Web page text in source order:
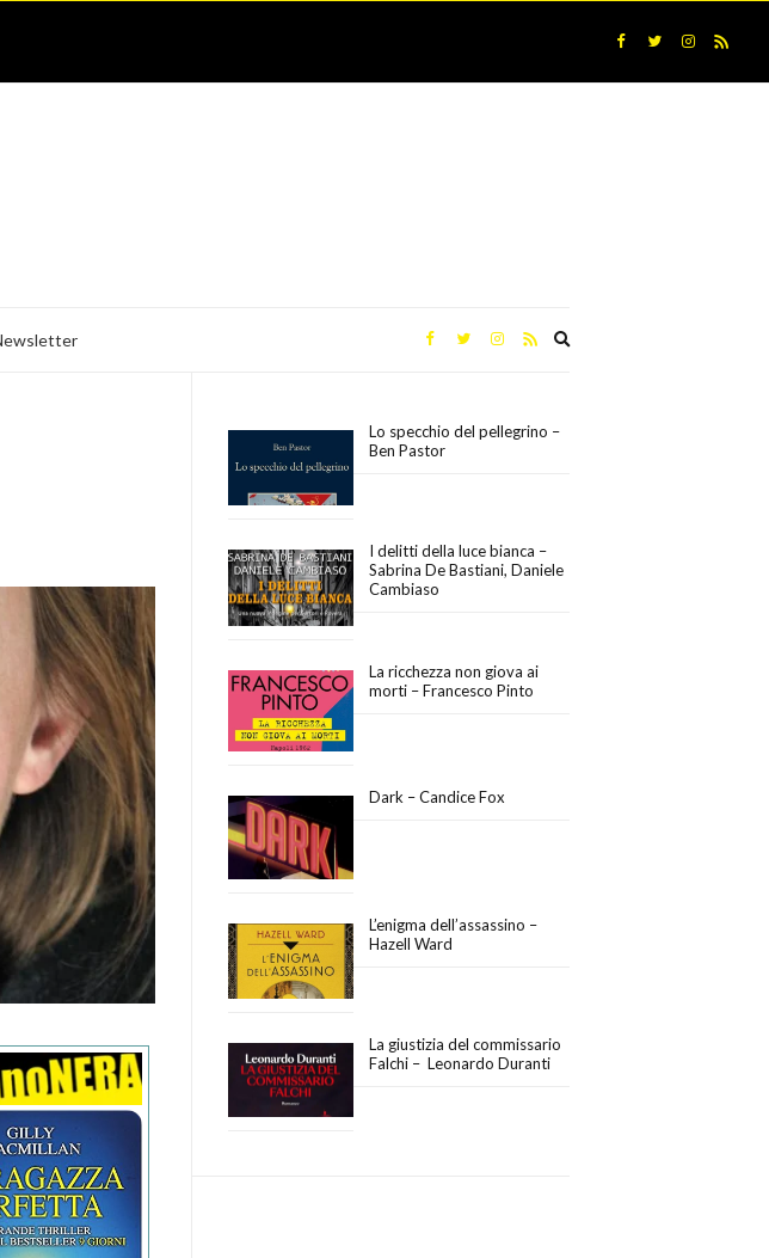
Lo specchio del pellegrino –
Ben Pastor
I delitti della luce bianca –
Sabrina De Bastiani, Daniele
Cambiaso
La ricchezza non giova ai
morti – Francesco Pinto
Dark – Candice Fox
L’enigma dell’assassino –
Hazell Ward
La giustizia del commissario
Falchi – Leonardo Duranti